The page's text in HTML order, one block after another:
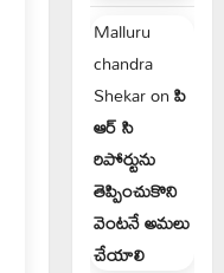
Malluru
chandra
Shekaronపి
ఆర్ సి
రిపోర్టును
తెప్పించుకొని
వెంటనే అమలు
చేయాలి